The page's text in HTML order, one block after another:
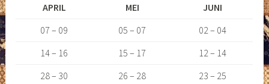
APRIL MEI
JUNI
07 – 09
05 – 07
02 – 04
14 – 16
15 – 17
12 – 14
28 – 30
26 – 28 23 – 25